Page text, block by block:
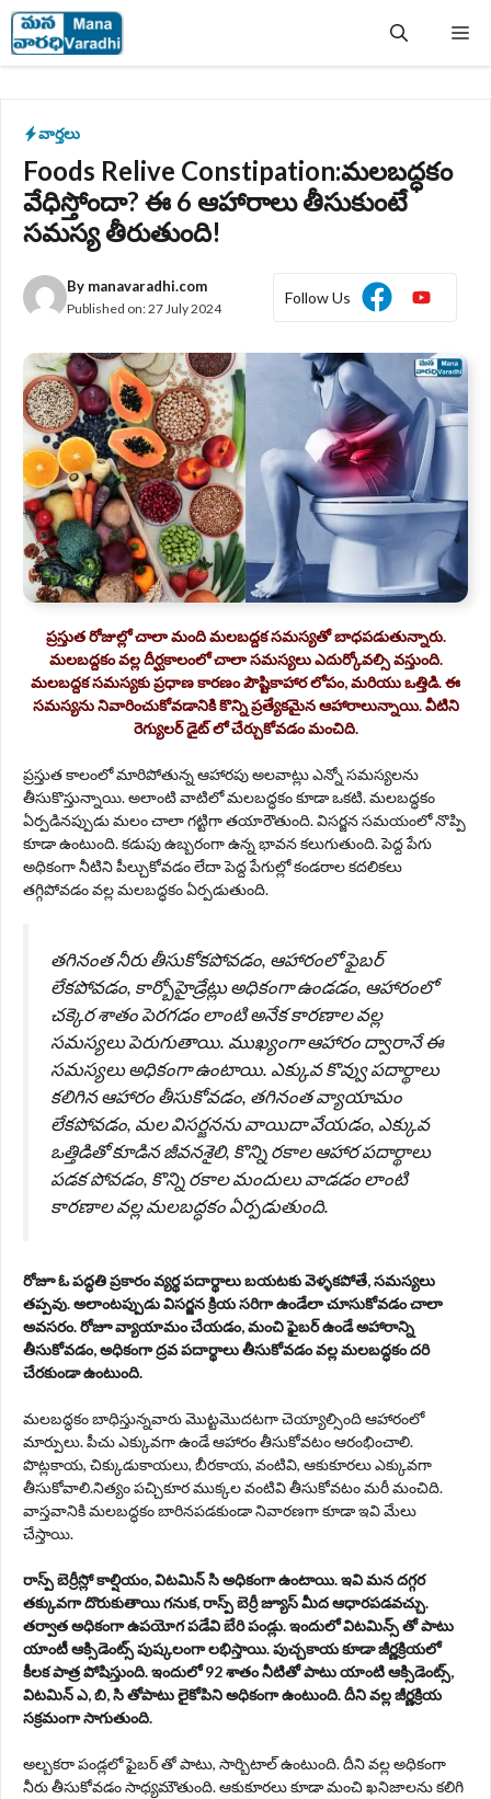
Skip
to
content
వార్తలు
Foods Relive Constipation:మలబద్ధకం
వేధిస్తోందా? ఈ 6 ఆహారాలు తీసుకుంటే
సమస్య తీరుతుంది!
By manavaradhi.com
Published on:27 July 2024
Follow Us
ప్రస్తుత రోజుల్లో చాలా మంది మలబద్దక సమస్యతో బాధపడుతున్నారు.
మలబద్దకం వల్ల దీర్ఘకాలంలో చాలా సమస్యలు ఎదుర్కోవల్సి వస్తుంది.
మలబద్దక సమస్యకు ప్రధాణ కారణం పౌష్టికాహార లోపం, మరియు ఒత్తిడి. ఈ
సమస్యను నివారించుకోవడానికి కొన్ని ప్రత్యేకమైన ఆహారాలున్నాయి. వీటిని
రెగ్యులర్ డైట్ లో చేర్చుకోవడం మంచిది.
ప్రస్తుత కాలంలో మారిపోతున్న ఆహారపు అలవాట్లు ఎన్నో సమస్యలను
తీసుకొస్తున్నాయి. అలాంటి వాటిలో మలబద్ధకం కూడా ఒకటి. మలబద్ధకం
ఏర్పడినప్పుడు మలం చాలా గట్టిగా తయారౌతుంది. విసర్జన సమయంలో నొప్పి
కూడా ఉంటుంది. కడుపు ఉబ్బరంగా ఉన్న భావన కలుగుతుంది. పెద్ద పేగు
అధికంగా నీటిని పీల్చుకోవడం లేదా పెద్ద పేగుల్లో కండరాల కదలికలు
తగ్గిపోవడం వల్ల మలబద్ధకం ఏర్పడుతుంది.
తగినంత నీరు తీసుకోకపోవడం, ఆహారంలో ఫైబర్
లేకపోవడం, కార్బోహైడ్రేట్లు అధికంగా ఉండడం, ఆహారంలో
చక్కెర శాతం పెరగడం లాంటి అనేక కారణాల వల్ల
సమస్యలు పెరుగుతాయి. ముఖ్యంగా ఆహారం ద్వారానే ఈ
సమస్యలు అధికంగా ఉంటాయి. ఎక్కువ కొవ్వు పదార్థాలు
కలిగిన ఆహారం తీసుకోవడం, తగినంత వ్యాయామం
లేకపోవడం, మల విసర్జనను వాయిదా వేయడం, ఎక్కువ
ఒత్తిడితో కూడిన జీవనశైలి, కొన్ని రకాల ఆహార పదార్థాలు
పడక పోవడం, కొన్ని రకాల మందులు వాడడం లాంటి
కారణాల వల్ల మలబద్ధకం ఏర్పడుతుంది.
రోజూ ఓ పద్ధతి ప్రకారం వ్యర్థ పదార్థాలు బయటకు వెళ్ళకపోతే, సమస్యలు
తప్పవు. అలాంటప్పుడు విసర్జన క్రియ సరిగా ఉండేలా చూసుకోవడం చాలా
అవసరం. రోజూ వ్యాయామం చేయడం, మంచి ఫైబర్ ఉండే అహారాన్ని
తీసుకోవడం, అధికంగా ద్రవ పదార్థాలు తీసుకోవడం వల్ల మలబద్ధకం దరి
చేరకుండా ఉంటుంది.
మలబద్ధకం బాధిస్తున్నవారు మొట్టమొదటగా చెయ్యాల్సింది ఆహారంలో
మార్పులు. పీచు ఎక్కువగా ఉండే ఆహారం తీసుకోవటం ఆరంభించాలి.
పొట్లకాయ, చిక్కుడుకాయలు, బీరకాయ, వంటివి, ఆకుకూరలు ఎక్కువగా
తీసుకోవాలి.నిత్యం పచ్చికూర ముక్కల వంటివి తీసుకోవటం మరీ మంచిది.
వాస్తవానికి మలబద్ధకం బారినపడకుండా నివారణగా కూడా ఇవి మేలు
చేస్తాయి.
రాస్ప్ బెర్రీస్లో కాల్షియం, విటమిన్ సి అధికంగా ఉంటాయి. ఇవి మన దగ్గర
తక్కువగా దొరుకుతాయి గనుక, రాస్ప్ బెర్రీ జ్యూస్ మీద ఆధారపడవచ్చు.
తర్వాత అధికంగా ఉపయోగ పడేవి బేరి పండ్లు. ఇందులో విటమిన్స్ తో పాటు
యాంటీ ఆక్సిడెంట్స్ పుష్కలంగా లభిస్తాయి. పుచ్చకాయ కూడా జీర్ణక్రియలో
కీలక పాత్ర పోషిస్తుంది. ఇందులో 92 శాతం నీటితో పాటు యాంటి ఆక్సిడెంట్స్,
విటమిన్ ఎ, బి, సి తోపాటు లైకోపిని అధికంగా ఉంటుంది. దీని వల్ల జీర్ణక్రియ
సక్రమంగా సాగుతుంది.
అల్బకరా పండ్లలో ఫైబర్ తో పాటు, సార్బిటాల్ ఉంటుంది. దీని వల్ల అధికంగా
నీరు తీసుకోవడం సాధ్యమౌతుంది. ఆకుకూరలు కూడా మంచి ఖనిజాలను కలిగి